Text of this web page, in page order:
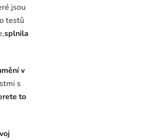
jsou
testů
splnila
v
s
to